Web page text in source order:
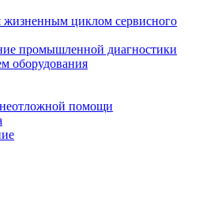
циклом сервисного
промышленной диагностики
оборудования
помощи